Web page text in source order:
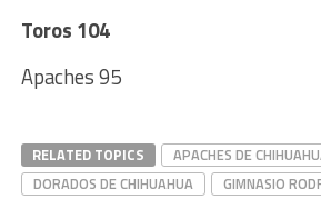
Toros 104
Apaches 95
RELATED TOPICS
APACHES DE
DORADOS DE CHIHUAHUA
GIMNASIO